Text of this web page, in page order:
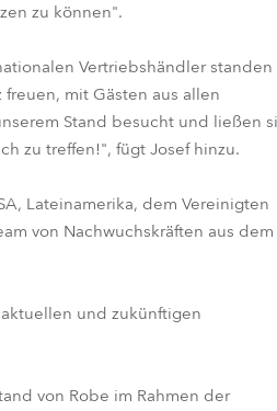
zu können".
Vertriebshändler standen
mit Gästen aus allen
Stand besucht und ließen
zu treffen!", fügt Josef hinzu.
Lateinamerika, dem Vereinigten
von Nachwuchskräften aus dem
und zukünftigen
von Robe im Rahmen der